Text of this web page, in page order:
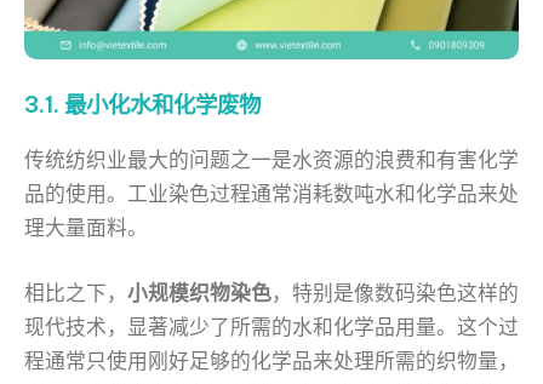
3.1. 最小化水和化学废物
传统纺织业最大的问题之一是水资源的浪费和有害化学
品的使用。工业染色过程通常消耗数吨水和化学品来处
理大量面料。
相比之下， 小规模织物染色，特别是像数码染色这样的
现代技术，显著减少了所需的水和化学品用量。这个过
程通常只使用刚好足够的化学品来处理所需的织物量，